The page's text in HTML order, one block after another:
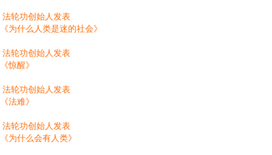
法轮功创始人发表
《为什么人类是迷的社会》
法轮功创始人发表
《惊醒》
法轮功创始人发表
《法难》
法轮功创始人发表
《为什么会有人类》